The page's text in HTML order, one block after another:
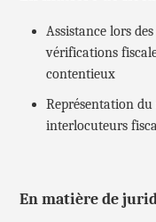
Assistance lors
vérifications
Représentation
interlocuteurs
En matière de